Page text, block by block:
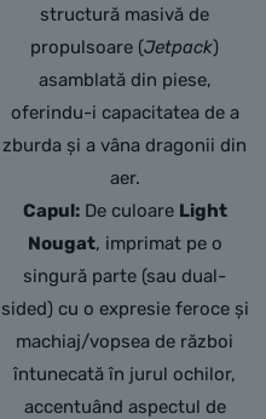
structură masivă de
propulsoare (Jetpack)
asamblată din piese,
oferindu-i capacitatea de a
zburda și a vâna dragonii din
aer.
Capul:De culoare Light
Nougat, imprimat pe o
singură parte (sau dual-
sided) cu o expresie feroce și
machiaj/vopsea de război
întunecată în jurul ochilor,
accentuând aspectul de